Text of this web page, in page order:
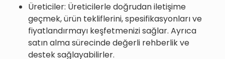
Üreticiler: Üreticilerle doğrudan iletişime
geçmek, ürün tekliflerini, spesifikasyonları ve
fiyatlandırmayı keşfetmenizi sağlar. Ayrıca
satın alma sürecinde değerli rehberlik ve
destek sağlayabilirler.